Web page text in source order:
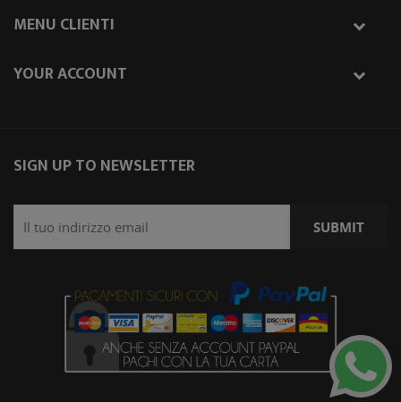
MENU CLIENTI
YOUR ACCOUNT
SIGN UP TO NEWSLETTER